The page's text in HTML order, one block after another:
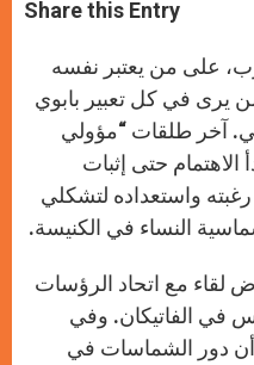
s
p
e
e
r
b
o
k
Share this Entry
على من يعتبر نفسه
من يرى في كل تعبير بابوي
آخر طلقات “مؤولي
حتى إثبات
رغبته واستعداده لتشكلي
النساء في الكنيسة.
لقاء مع اتحاد الرؤسات
في الفاتيكان. وفي
أن دور الشماسات في